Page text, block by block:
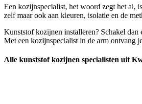
Een kozijnspecialist, het woord zegt het al,
zelf maar ook aan kleuren, isolatie en de
Kunststof kozijnen installeren? Schakel dan
Met een kozijnspecialist in de arm ontvang
Alle kunststof kozijnen specialisten uit